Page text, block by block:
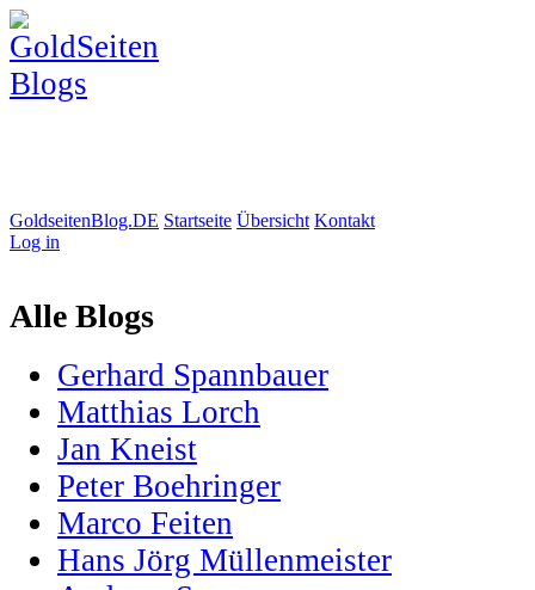
GoldseitenBlog.DE Startseite Übersicht Kontakt
Log in
Alle Blogs
Gerhard Spannbauer
Matthias Lorch
Jan Kneist
Peter Boehringer
Marco Feiten
Hans Jörg Müllenmeister